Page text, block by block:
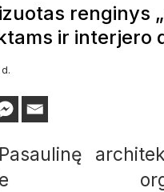
renginys
ir interjero